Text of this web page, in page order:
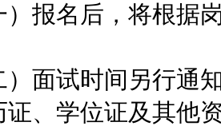
名后，将根据岗
试时间另行通知
证、学位证及其他